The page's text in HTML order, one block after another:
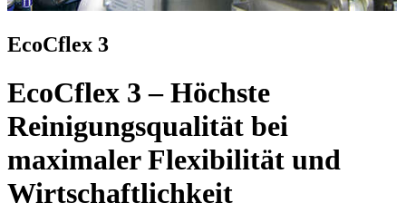
EcoCflex 3
EcoCflex 3 – Höchste
Reinigungsqualität bei
maximaler Flexibilität und
Wirtschaftlichkeit